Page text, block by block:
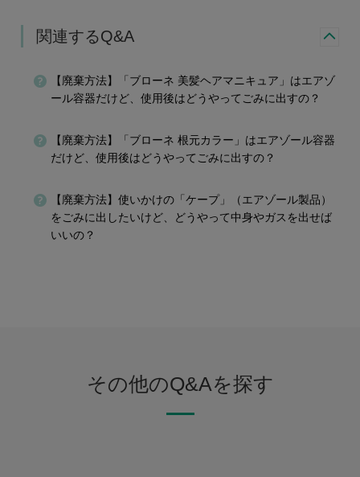
関連するQ&A
【廃棄方法】「ブローネ 美髪ヘアマニキュア」はエアゾ
ール容器だけど、使用後はどうやってごみに出すの？
【廃棄方法】「ブローネ 根元カラー」はエアゾール容器
だけど、使用後はどうやってごみに出すの？
【廃棄方法】使いかけの「ケープ」（エアゾール製品）
をごみに出したいけど、どうやって中身やガスを出せば
いいの？
その他のQ&Aを探す